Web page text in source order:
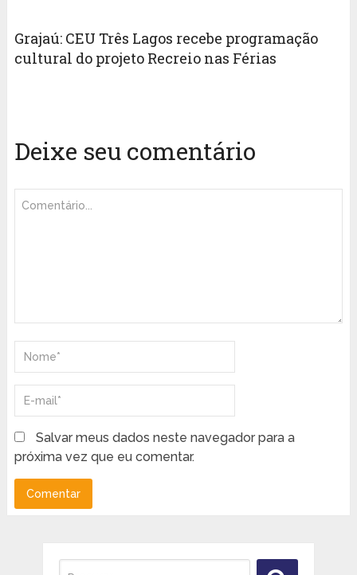
Grajaú: CEU Três Lagos recebe programação
cultural do projeto Recreio nas Férias
Deixe seu comentário
Salvar meus dados neste navegador para a
próxima vez que eu comentar.